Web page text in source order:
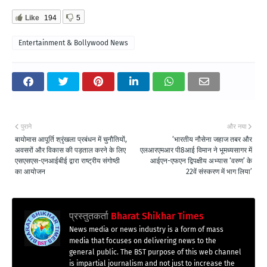
Like 194 5
Entertainment & Bollywood News
और नया
‘भारतीय नौसेना जहाज तबर और
एलआरएमआर पी8आई विमान ने भूमध्यसागर में
आईएन-एफएन द्विपक्षीय अभ्यास ‘वरुण’ के
22वें संस्करण में भाग लिया’
पुराने
बायोमास आपूर्ति श्रृंखला प्रबंधन में चुनौतियों,
अवसरों और विकास की पड़ताल करने के लिए
एसएसएस-एनआईबीई द्वारा राष्ट्रीय संगोष्ठी
का आयोजन
प्रस्तुतकर्ता Bharat Shikhar Times
News media or news industry is a form of mass
media that focuses on delivering news to the
general public. The BST purpose of this web channel
is impartial journalism and not just to increase the